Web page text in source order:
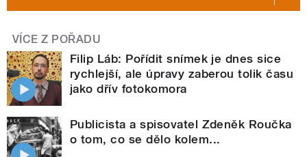
VÍCE Z POŘADU
Filip Láb: Pořídit snímek je dnes sice
rychlejší, ale úpravy zaberou tolik času
jako dřív fotokomora
Publicista a spisovatel Zdeněk Roučka
o tom, co se dělo kolem...